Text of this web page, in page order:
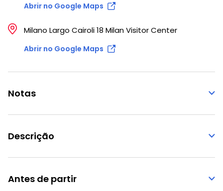
Abrir no Google Maps
Milano Largo Cairoli 18 Milan Visitor Center
Abrir no Google Maps
Notas
Descrição
Antes de partir